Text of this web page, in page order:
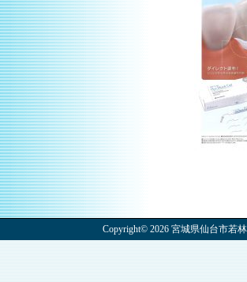
Copyright© 2026 宮城県仙台市若